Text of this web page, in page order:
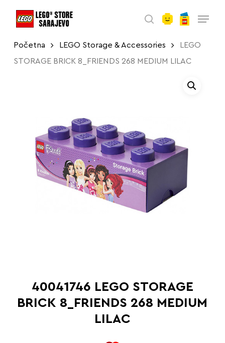
search
Početna LEGO Storage & Accessories LEGO
STORAGE BRICK 8_FRIENDS 268 MEDIUM LILAC
40041746 LEGO STORAGE
BRICK 8_FRIENDS 268 MEDIUM
LILAC